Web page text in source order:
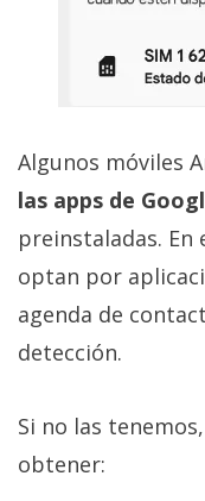
Algunos móviles
las apps de
preinstaladas. En
optan por
agenda de
detección.
Si no las
obtener: